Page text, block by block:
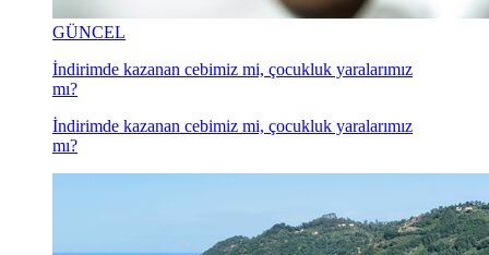
GÜNCEL
İndirimde kazanan cebimiz mi, çocukluk yaralarımız
mı?
İndirimde kazanan cebimiz mi, çocukluk yaralarımız
mı?